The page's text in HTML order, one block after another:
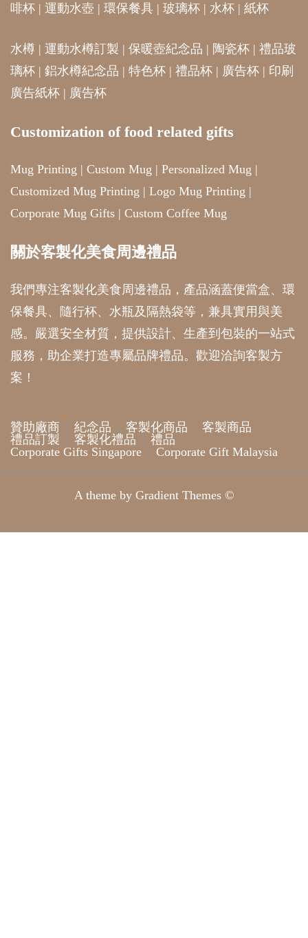
啡杯 | 運動水壺 | 環保餐具 | 玻璃杯 | 水杯 | 紙杯
水樽 | 運動水樽訂製 | 保暖壺紀念品 | 陶瓷杯 | 禮品玻
璃杯 | 鋁水樽紀念品 | 特色杯 | 禮品杯 | 廣告杯 | 印刷
廣告紙杯 | 廣告杯
Customization of food related gifts
Mug Printing | Custom Mug | Personalized Mug |
Customized Mug Printing | Logo Mug Printing |
Corporate Mug Gifts | Custom Coffee Mug
關於客製化美食周邊禮品
我們專注客製化美食周邊禮品，產品涵蓋便當盒、環
保餐具、隨行杯、水瓶及隔熱袋等，兼具實用與美
感。嚴選安全材質，提供設計、生產到包裝的一站式
服務，助企業打造專屬品牌禮品。歡迎洽詢客製方
案！
贊助廠商 紀念品 客製化商品
客製商品
禮品訂製
客製化禮品
禮品
Corporate Gifts Singapore
Corporate Gift Malaysia
A theme by Gradient Themes ©